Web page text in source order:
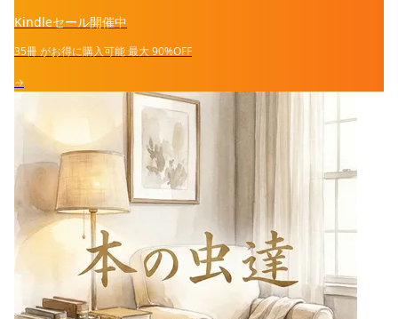
Kindleセール開催中
35冊がお得に購入可能最大90%OFF
→